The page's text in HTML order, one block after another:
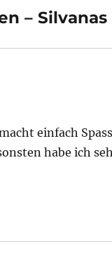
–
einfach
habe ich